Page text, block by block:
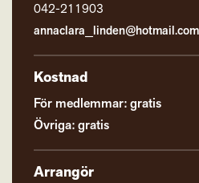
042-211903
annaclara_linden@hotmail.com
Kostnad
För medlemmar: gratis
Övriga: gratis
Arrangör